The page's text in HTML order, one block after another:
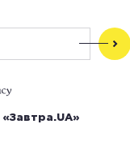
«Завтра.UA»